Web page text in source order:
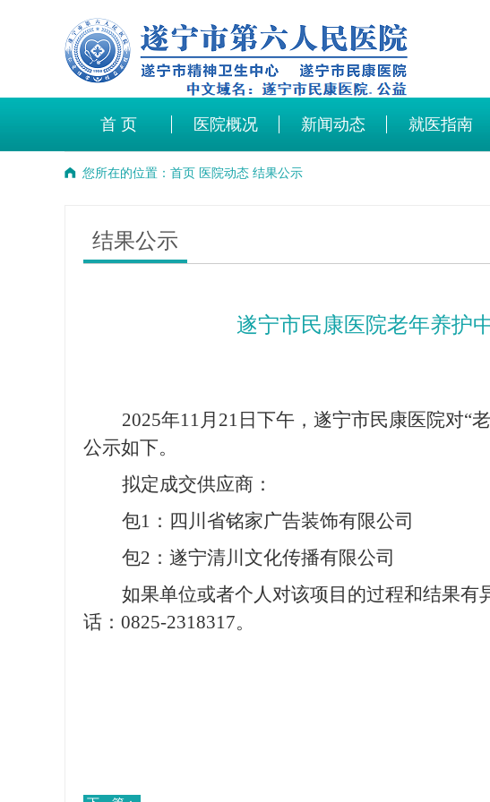
首 页 医院概况 新闻动态 就医指南
您所在的位置： 首页 医院动态 结果公示
结果公示
遂宁市民康医院老年养护
2025年11月 21 日 下午， 遂宁市民康医院对“
公示如下。
拟定成交供应商：
包1：四川省铭家广告装饰有限公司
包2：遂宁清川文化传播有限公司
如果单位或者个人对该项目 的过程和结果有
话： 0825-2318317。